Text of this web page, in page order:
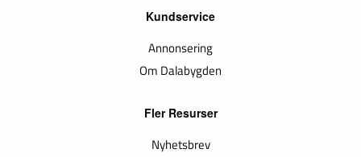
Kundservice
Annonsering
Om Dalabygden
Fler Resurser
Nyhetsbrev